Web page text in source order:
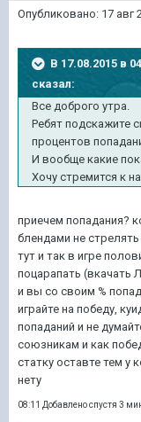
Опубликовано: 17 авг
В 17.08.2015 в
сказал:
Все доброго утра.
Ребят подскажите
процентов
И вообще какие
Хочу стремится к
приечем попадания?
блендами не
тут и так в игре
поцарапать (вкачать
и вы со своим %
играйте на победу,
попаданий и не
союзникам и как
статку оставте тем у
нету
08:11 Добавлено спустя 3